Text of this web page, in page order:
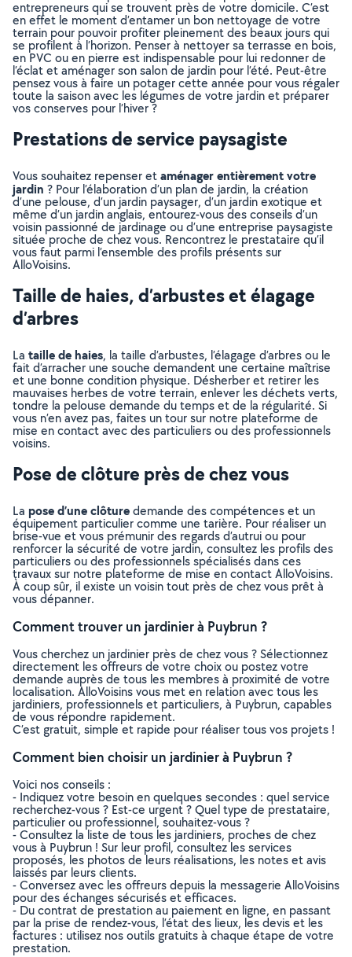
entrepreneurs qui se trouvent près de votre domicile. C’est
en effet le moment d’entamer un bon nettoyage de votre
terrain pour pouvoir profiter pleinement des beaux jours qui
se profilent à l’horizon. Penser à nettoyer sa terrasse en bois,
en PVC ou en pierre est indispensable pour lui redonner de
l’éclat et aménager son salon de jardin pour l’été. Peut-être
pensez vous à faire un potager cette année pour vous régaler
toute la saison avec les légumes de votre jardin et préparer
vos conserves pour l’hiver ?
Prestations de service paysagiste
Vous souhaitez repenser etaménager entièrement votre
jardin ? Pour l’élaboration d’un plan de jardin, la création
d’une pelouse, d’un jardin paysager, d’un jardin exotique et
même d’un jardin anglais, entourez-vous des conseils d’un
voisin passionné de jardinage ou d’une entreprise paysagiste
située proche de chez vous. Rencontrez le prestataire qu’il
vous faut parmi l’ensemble des profils présents sur
AlloVoisins.
Taille de haies, d’arbustes et élagage
d’arbres
La taille de haies, la taille d’arbustes, l’élagage d’arbres ou le
fait d’arracher une souche demandent une certaine maîtrise
et une bonne condition physique. Désherber et retirer les
mauvaises herbes de votre terrain, enlever les déchets verts,
tondre la pelouse demande du temps et de la régularité. Si
vous n’en avez pas, faites un tour sur notre plateforme de
mise en contact avec des particuliers ou des professionnels
voisins.
Pose de clôture près de chez vous
La pose d’une clôturedemande des compétences et un
équipement particulier comme une tarière. Pour réaliser un
brise-vue et vous prémunir des regards d’autrui ou pour
renforcer la sécurité de votre jardin, consultez les profils des
particuliers ou des professionnels spécialisés dans ces
travaux sur notre plateforme de mise en contact AlloVoisins.
À coup sûr, il existe un voisin tout près de chez vous prêt à
vous dépanner.
Comment trouver un jardinier à Puybrun ?
Vous cherchez un jardinier près de chez vous ? Sélectionnez
directement les offreurs de votre choix ou postez votre
demande auprès de tous les membres à proximité de votre
localisation. AlloVoisins vous met en relation avec tous les
jardiniers, professionnels et particuliers, à Puybrun, capables
de vous répondre rapidement.
C’est gratuit, simple et rapide pour réaliser tous vos projets !
Comment bien choisir un jardinier à Puybrun ?
Voici nos conseils :
- Indiquez votre besoin en quelques secondes : quel service
recherchez-vous ? Est-ce urgent ? Quel type de prestataire,
particulier ou professionnel, souhaitez-vous ?
- Consultez la liste de tous les jardiniers, proches de chez
vous à Puybrun ! Sur leur profil, consultez les services
proposés, les photos de leurs réalisations, les notes et avis
laissés par leurs clients.
- Conversez avec les offreurs depuis la messagerie AlloVoisins
pour des échanges sécurisés et efficaces.
- Du contrat de prestation au paiement en ligne, en passant
par la prise de rendez-vous, l’état des lieux, les devis et les
factures : utilisez nos outils gratuits à chaque étape de votre
prestation.